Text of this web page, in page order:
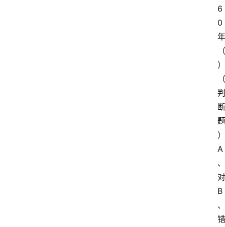
6
0
年
（
）
（
判
断
题
）
A
、
对
B
、
错